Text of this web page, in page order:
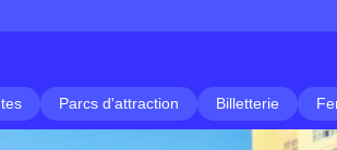
Parcs d'attraction Billetterie